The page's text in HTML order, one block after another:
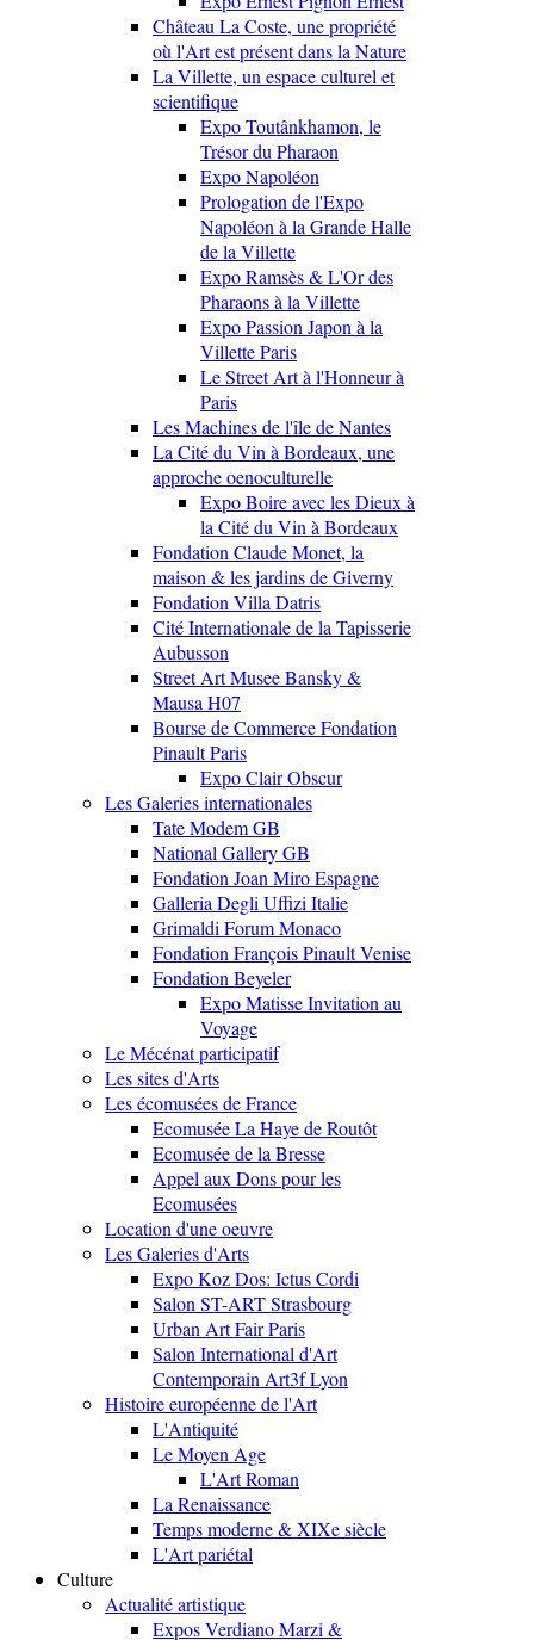
Château La Coste, une propriété
où l'Art est présent dans la Nature
La Villette, un espace culturel et
scientifique
Expo Toutânkhamon, le
Trésor du Pharaon
Expo Napoléon
Prologation de l'Expo
Napoléon à la Grande Halle
de la Villette
Expo Ramsès & L'Or des
Pharaons à la Villette
Expo Passion Japon à la
Villette Paris
Le Street Art à l'Honneur à
Paris
Les Machines de l'île de Nantes
La Cité du Vin à Bordeaux, une
approche oenoculturelle
Expo Boire avec les Dieux à
la Cité du Vin à Bordeaux
Fondation Claude Monet, la
maison & les jardins de Giverny
Fondation Villa Datris
Cité Internationale de la Tapisserie
Aubusson
Street Art Musee Bansky &
Mausa H07
Bourse de Commerce Fondation
Pinault Paris
Expo Clair Obscur
Les Galeries internationales
Tate Modem GB
National Gallery GB
Fondation Joan Miro Espagne
Galleria Degli Uffizi Italie
Grimaldi Forum Monaco
Fondation François Pinault Venise
Fondation Beyeler
Expo Matisse Invitation au
Voyage
Le Mécénat participatif
Les sites d'Arts
Les écomusées de France
Ecomusée La Haye de Routôt
Ecomusée de la Bresse
Appel aux Dons pour les
Ecomusées
Location d'une oeuvre
Les Galeries d'Arts
Expo Koz Dos: Ictus Cordi
Salon ST-ART Strasbourg
Urban Art Fair Paris
Salon International d'Art
Contemporain Art3f Lyon
Histoire européenne de l'Art
L'Antiquité
Le Moyen Age
L'Art Roman
La Renaissance
Temps moderne & XIXe siècle
L'Art pariétal
Culture
Actualité artistique
Expos Verdiano Marzi &